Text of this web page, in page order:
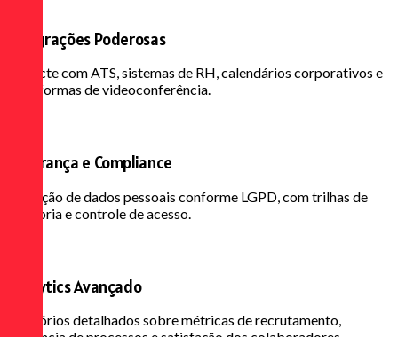
Integrações Poderosas
Conecte com ATS, sistemas de RH, calendários corporativos e
plataformas de videoconferência.
Segurança e Compliance
Proteção de dados pessoais conforme LGPD, com trilhas de
auditoria e controle de acesso.
Analytics Avançado
Relatórios detalhados sobre métricas de recrutamento,